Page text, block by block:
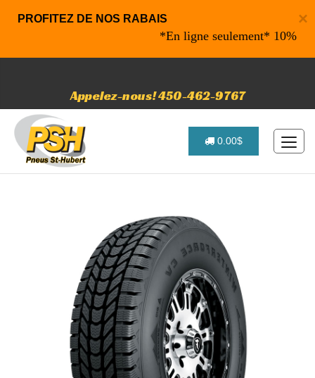
×
PROFITEZ DE NOS RABAIS
*En ligne seulement* 10% de
Appelez-nous! 450-462-9767
0.00$